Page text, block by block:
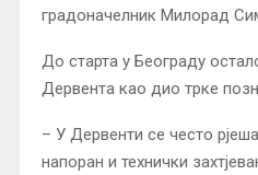
градоначелник Милорад
До старта у Београду
Дервента као дио трке
– У Дервенти се често
напоран и технички